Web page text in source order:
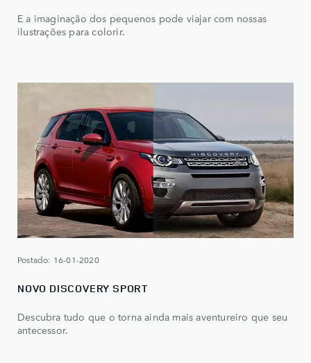
E a imaginação dos pequenos pode viajar com nossas
ilustrações para colorir.
Postado: 16-01-2020
NOVO DISCOVERY SPORT
Descubra tudo que o torna ainda mais aventureiro que seu
antecessor.